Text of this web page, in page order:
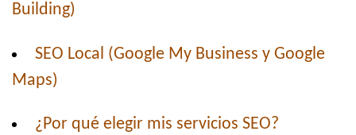
Building)
SEO Local (Google My Business y Google
Maps)
¿Por qué elegir mis servicios SEO?